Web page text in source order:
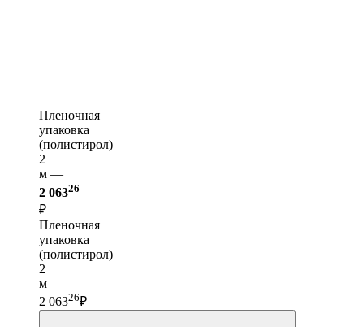
Пленочная
упаковка
(полистирол)
2
м —
2 06326
₽
Пленочная
упаковка
(полистирол)
2
м
2 06326₽